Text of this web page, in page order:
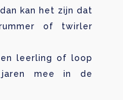
kan het zijn dat
of twirler
leerling of loop
mee in de